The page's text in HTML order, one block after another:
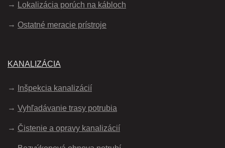
Lokalizácia porúch na kábloch
Ostatné meracie prístroje
KANALIZÁCIA
Inšpekcia kanalizácií
Vyhľadávanie trasy potrubia
Čistenie a opravy kanalizácií